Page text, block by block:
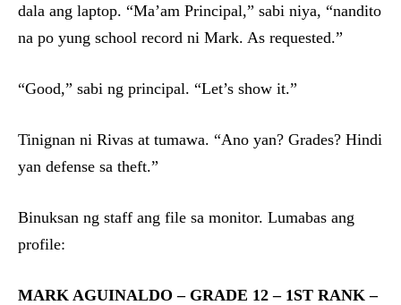
dala ang laptop. “Ma’am Principal,” sabi niya, “nandito
na po yung school record ni Mark. As requested.”
“Good,” sabi ng principal. “Let’s show it.”
Tinignan ni Rivas at tumawa. “Ano yan? Grades? Hindi
yan defense sa theft.”
Binuksan ng staff ang file sa monitor. Lumabas ang
profile:
MARK AGUINALDO – GRADE 12 – 1ST RANK –